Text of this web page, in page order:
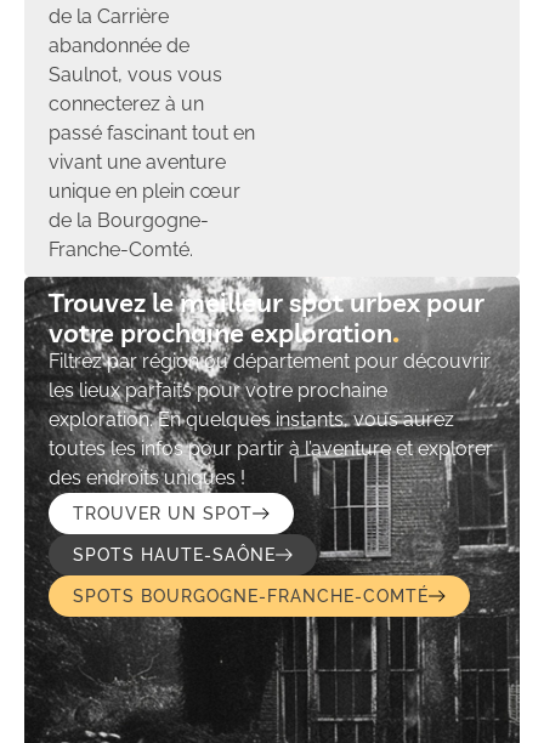
de la Carrière
abandonnée de
Saulnot, vous vous
connecterez à un
passé fascinant tout en
vivant une aventure
unique en plein cœur
de la Bourgogne-
Franche-Comté.
Trouvez le meilleur spot urbex pour
votre prochaine exploration​
Filtrez par région ou département pour découvrir
les lieux parfaits pour votre prochaine
exploration. En quelques instants, vous aurez
toutes les infos pour partir à l’aventure et explorer
des endroits uniques !
TROUVER UN SPOT
SPOTS HAUTE-SAÔNE
SPOTS BOURGOGNE-FRANCHE-COMTÉ